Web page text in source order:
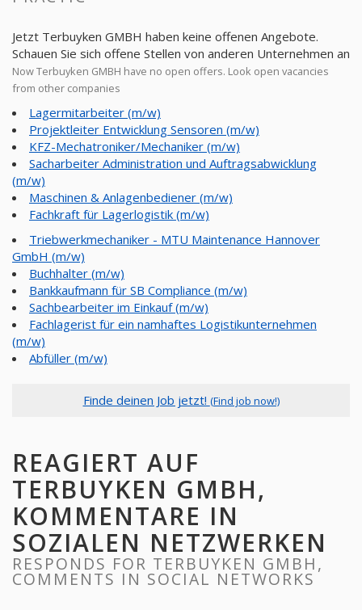
Jetzt Terbuyken GMBH haben keine offenen Angebote.
Schauen Sie sich offene Stellen von anderen Unternehmen an
Now Terbuyken GMBH have no open offers. Look open vacancies
from other companies
Lagermitarbeiter (m/w)
Projektleiter Entwicklung Sensoren (m/w)
KFZ-Mechatroniker/Mechaniker (m/w)
Sacharbeiter Administration und Auftragsabwicklung
(m/w)
Maschinen & Anlagenbediener (m/w)
Fachkraft für Lagerlogistik (m/w)
Triebwerkmechaniker - MTU Maintenance Hannover
GmbH (m/w)
Buchhalter (m/w)
Bankkaufmann für SB Compliance (m/w)
Sachbearbeiter im Einkauf (m/w)
Fachlagerist für ein namhaftes Logistikunternehmen
(m/w)
Abfüller (m/w)
Finde deinen Job jetzt! (Find job now!)
REAGIERT AUF
TERBUYKEN GMBH,
KOMMENTARE IN
SOZIALEN NETZWERKEN
RESPONDS FOR TERBUYKEN GMBH,
COMMENTS IN SOCIAL NETWORKS